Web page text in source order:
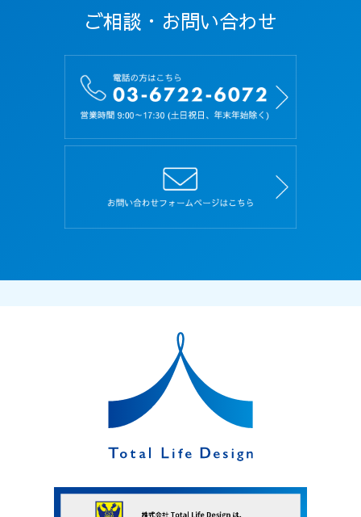
て、当該情報を構成する氏名、住所、電話番号、
メールアドレス、生年月日、及びその他の記述等
により当該応募者を識別できるもの（当該情報の
みでは識別できないが、他の情報と照合すること
により当該個人を識別できるものを含みます）を
いいます。
第３条（規約の遵守）
１．応募者は、本規約を理解し、その内容にすべ
て同意した上で、本サイトを利用するものとし、
また、本規約を遵守しなければなりません。
したものとみなします。
は、当社がその都度定めます。当社が別途定める
利用条件、規約、遵守事項なども本規約と同一の
効力があるものとし、本規約と同様に扱うものと
４．本サイト上に本規約と異なる定めがある場
合、または本規約に記載されていない定めがある
場合は、その定めが優先して適用されます。
５．当社は、変更が応募者の一般の利益に適合す
ご相談・お問い合わせ